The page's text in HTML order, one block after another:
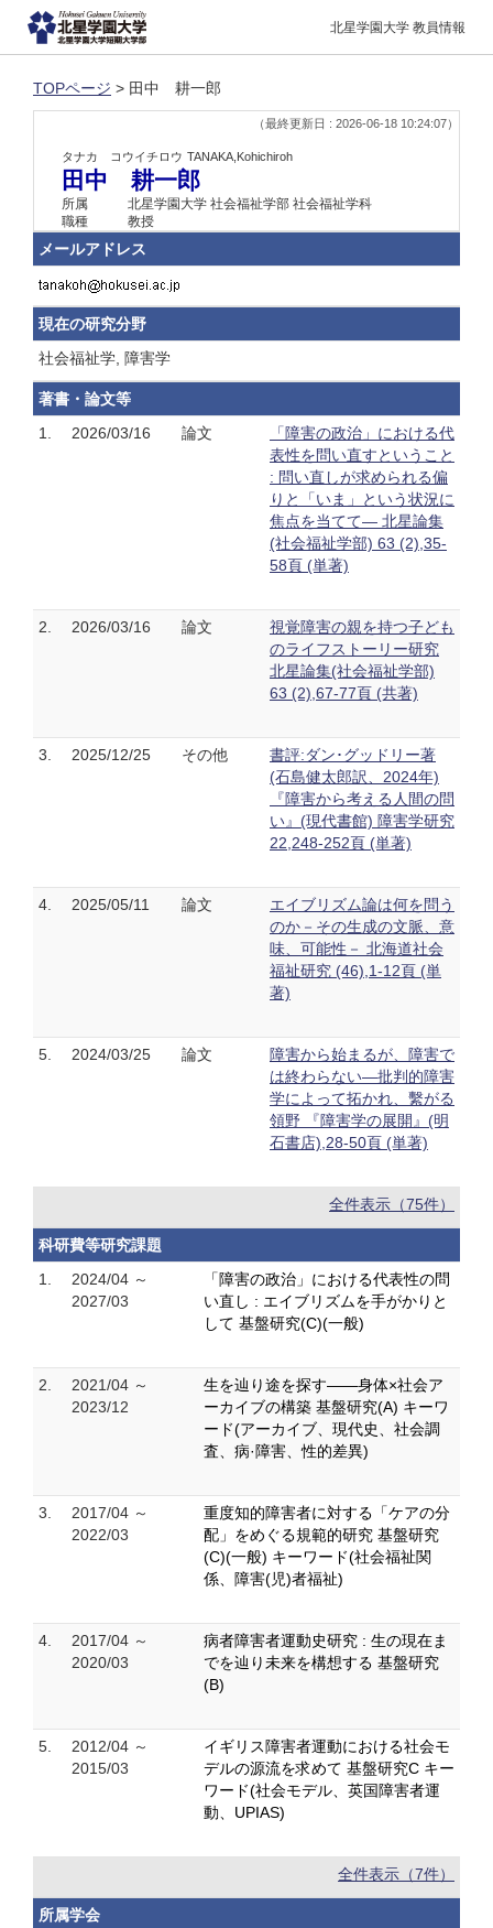
北星学園大学 教員情報
TOPページ > 田中 耕一郎
（最終更新日 : 2026-06-18 10:24:07）
タナカ コウイチロウ TANAKA,Kohichiroh
田中 耕一郎
所属
北星学園大学 社会福祉学部 社会福祉学科
職種
教授
メールアドレス
現在の研究分野
社会福祉学, 障害学
著書・論文等
1.
2026/03/16 論文
「障害の政治」における代
表性を問い直すということ
: 問い直しが求められる偏
りと「いま」という状況に
焦点を当てて― 北星論集
(社会福祉学部) 63 (2),35-
58頁 (単著)
2. 2026/03/16 論文
視覚障害の親を持つ子ども
のライフストーリー研究
北星論集(社会福祉学部)
63 (2),67-77頁 (共著)
3. 2025/12/25 その他
書評:ダン･グッドリー著
(石島健太郎訳、2024年)
『障害から考える人間の問
い』(現代書館) 障害学研究
22,248-252頁 (単著)
4. 2025/05/11 論文
エイブリズム論は何を問う
のか－その生成の文脈、意
味、可能性－ 北海道社会
福祉研究 (46),1-12頁 (単
著)
5. 2024/03/25 論文
障害から始まるが、障害で
は終わらない―批判的障害
学によって拓かれ、繫がる
領野 『障害学の展開』(明
石書店),28-50頁 (単著)
全件表示（75件）
科研費等研究課題
1.
2024/04 ～
2027/03
「障害の政治」における代表性の問
い直し : エイブリズムを手がかりと
して 基盤研究(C)(一般)
2.
2021/04 ～
2023/12
生を辿り途を探す――身体×社会ア
ーカイブの構築 基盤研究(A) キーワ
ード(アーカイブ、現代史、社会調
査、病·障害、性的差異)
3.
2017/04 ～
2022/03
重度知的障害者に対する「ケアの分
配」をめぐる規範的研究 基盤研究
(C)(一般) キーワード(社会福祉関
係、障害(児)者福祉)
4.
2017/04 ～
2020/03
病者障害者運動史研究 : 生の現在ま
でを辿り未来を構想する 基盤研究
(B)
5.
2012/04 ～
2015/03
イギリス障害者運動における社会モ
デルの源流を求めて 基盤研究C キー
ワード(社会モデル、英国障害者運
動、UPIAS)
全件表示（7件）
所属学会